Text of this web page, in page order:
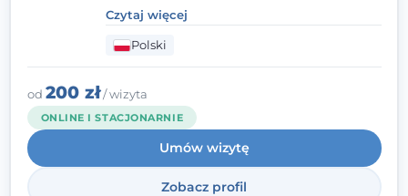
wewnętrzną siłę. Moja droga do
psychologii zaczęła się od życia - pełnego
wyzwań, które nauczyły mnie uważności,
empatii i pokory. Dziś łączę doświadczenie
nauczycielki, psychologa, psychoterapeuty
i seksuologa tworząc bezpieczną
przestrzeń, w której można poczuć spokój i
wsparcie. Nie obiecuję łatwych rozwiązań -
ale mogę obiecać, że będę po Twojej
Czytaj więcej
Polski
od 200 zł/ wizyta
ONLINE I STACJONARNIE
Umów wizytę
Zobacz profil